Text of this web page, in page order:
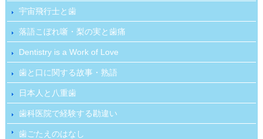
宇宙飛行士と歯
落語こぼれ噺・梨の実と歯痛
Dentistry is a Work of Love
歯と口に関する故事・熟語
日本人と八重歯
歯科医院で経験する勘違い
歯ごたえのはなし